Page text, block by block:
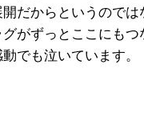
開だからというのでは
がずっとここにもつ
でも泣いています。